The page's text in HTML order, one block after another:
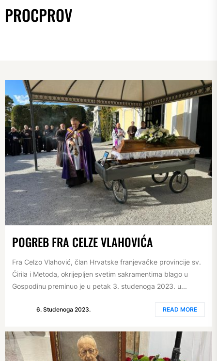
PROCPROV
POGREB FRA CELZE VLAHOVIĆA
Fra Celzo Vlahović, član Hrvatske franjevačke provincije sv.
Ćirila i Metoda, okrijepljen svetim sakramentima blago u
Gospodinu preminuo je u petak 3. studenoga 2023. u...
6. Studenoga 2023. READ MORE